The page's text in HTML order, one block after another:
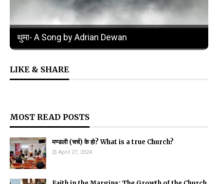
थुमा- A Song by Adrian Dewan
LIKE & SHARE
MOST READ POSTS
मण्डली (चर्च) के हो? What is a true Church?
April 27, 2024